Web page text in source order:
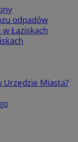
odpadów
Łaziskach
Urzędzie Miasta?